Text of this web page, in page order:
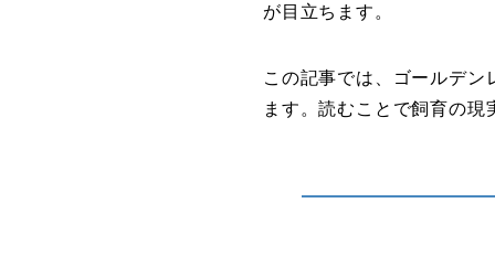
が目立ちます。
この記事では、ゴールデ
ます。読むことで飼育の現